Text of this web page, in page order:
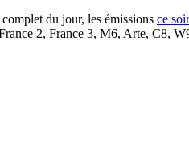
complet du jour, les émissions ce
2, France 3, M6, Arte, C8,